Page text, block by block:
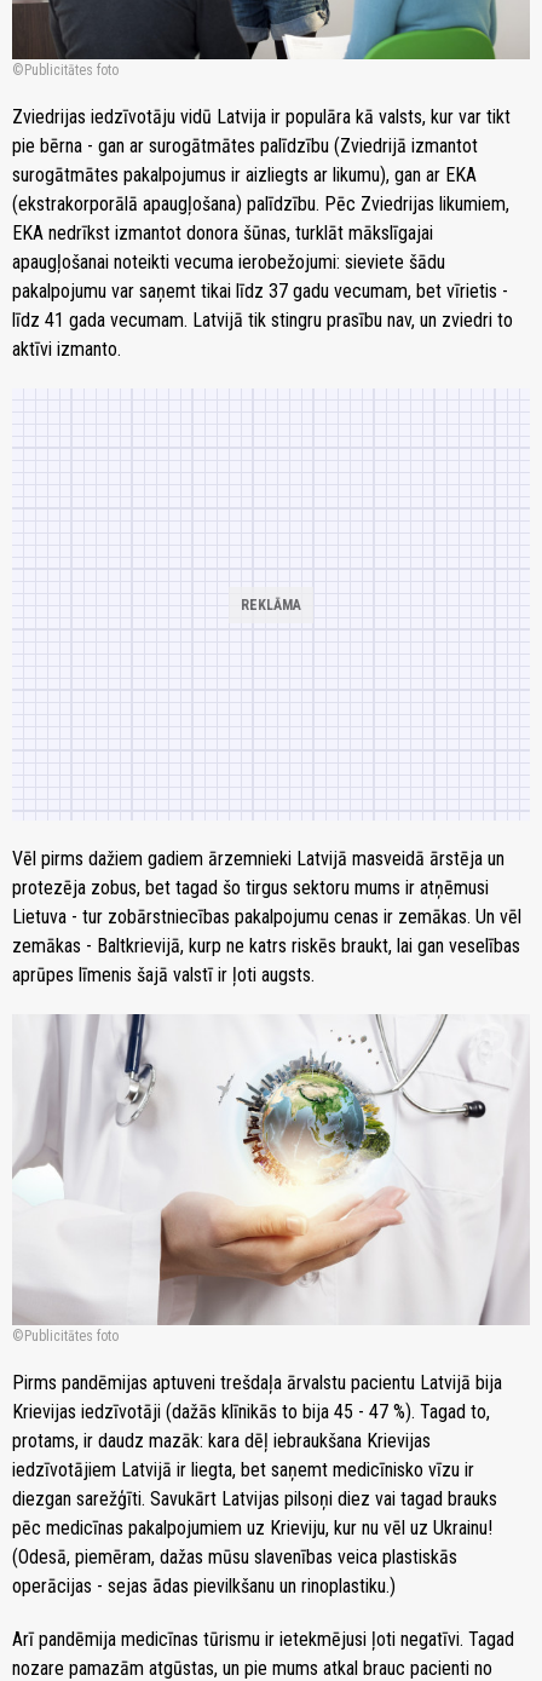
Publicitātes foto
Zviedrijas iedzīvotāju vidū Latvija ir populāra kā valsts, kur var tikt
pie bērna - gan ar surogātmātes palīdzību (Zviedrijā izmantot
surogātmātes pakalpojumus ir aizliegts ar likumu), gan ar EKA
(ekstrakorporālā apaugļošana) palīdzību. Pēc Zviedrijas likumiem,
EKA nedrīkst izmantot donora šūnas, turklāt mākslīgajai
apaugļošanai noteikti vecuma ierobežojumi: sieviete šādu
pakalpojumu var saņemt tikai līdz 37 gadu vecumam, bet vīrietis -
līdz 41 gada vecumam. Latvijā tik stingru prasību nav, un zviedri to
aktīvi izmanto.
Vēl pirms dažiem gadiem ārzemnieki Latvijā masveidā ārstēja un
protezēja zobus, bet tagad šo tirgus sektoru mums ir atņēmusi
Lietuva - tur zobārstniecības pakalpojumu cenas ir zemākas. Un vēl
zemākas - Baltkrievijā, kurp ne katrs riskēs braukt, lai gan veselības
aprūpes līmenis šajā valstī ir ļoti augsts.
zoom_in
Publicitātes foto
Pirms pandēmijas aptuveni trešdaļa ārvalstu pacientu Latvijā bija
Krievijas iedzīvotāji (dažās klīnikās to bija 45 - 47 %). Tagad to,
protams, ir daudz mazāk: kara dēļ iebraukšana Krievijas
iedzīvotājiem Latvijā ir liegta, bet saņemt medicīnisko vīzu ir
diezgan sarežģīti. Savukārt Latvijas pilsoņi diez vai tagad brauks
pēc medicīnas pakalpojumiem uz Krieviju, kur nu vēl uz Ukrainu!
(Odesā, piemēram, dažas mūsu slavenības veica plastiskās
operācijas - sejas ādas pievilkšanu un rinoplastiku.)
Arī pandēmija medicīnas tūrismu ir ietekmējusi ļoti negatīvi. Tagad
nozare pamazām atgūstas, un pie mums atkal brauc pacienti no